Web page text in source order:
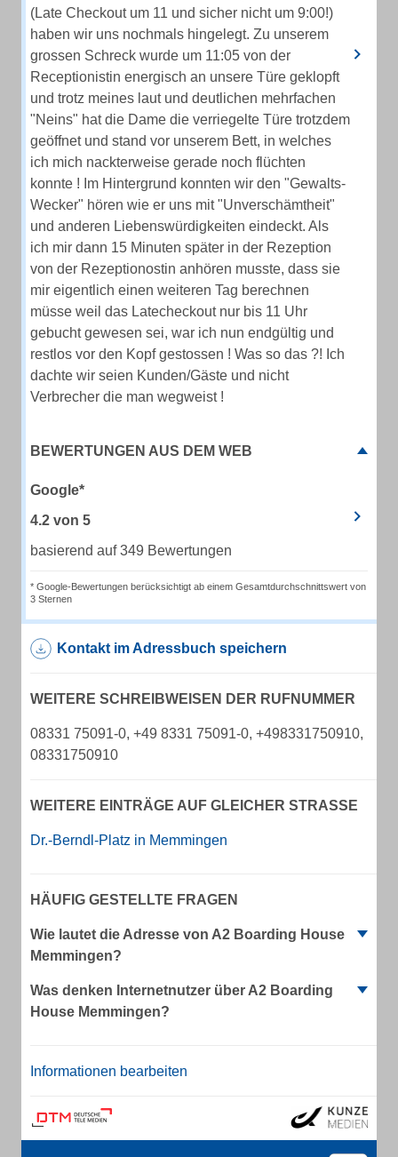
(Late Checkout um 11 und sicher nicht um 9:00!)
haben wir uns nochmals hingelegt. Zu unserem
grossen Schreck wurde um 11:05 von der
Receptionistin energisch an unsere Türe geklopft
und trotz meines laut und deutlichen mehrfachen
"Neins" hat die Dame die verriegelte Türe trotzdem
geöffnet und stand vor unserem Bett, in welches
ich mich nackterweise gerade noch flüchten
konnte ! Im Hintergrund konnten wir den "Gewalts-
Wecker" hören wie er uns mit "Unverschämtheit"
und anderen Liebenswürdigkeiten eindeckt. Als
ich mir dann 15 Minuten später in der Rezeption
von der Rezeptionostin anhören musste, dass sie
mir eigentlich einen weiteren Tag berechnen
müsse weil das Latecheckout nur bis 11 Uhr
gebucht gewesen sei, war ich nun endgültig und
restlos vor den Kopf gestossen ! Was so das ?! Ich
dachte wir seien Kunden/Gäste und nicht
Verbrecher die man wegweist !
BEWERTUNGEN AUS DEM WEB
Google*
4.2 von 5
basierend auf 349 Bewertungen
* Google-Bewertungen berücksichtigt ab einem Gesamtdurchschnittswert von
3 Sternen
Kontakt im Adressbuch speichern
WEITERE SCHREIBWEISEN DER RUFNUMMER
08331 75091-0, +49 8331 75091-0, +498331750910,
08331750910
WEITERE EINTRÄGE AUF GLEICHER STRASSE
Dr.-Berndl-Platz in Memmingen
HÄUFIG GESTELLTE FRAGEN
Wie lautet die Adresse von A2 Boarding House
Memmingen?
Was denken Internetnutzer über A2 Boarding
House Memmingen?
Informationen bearbeiten